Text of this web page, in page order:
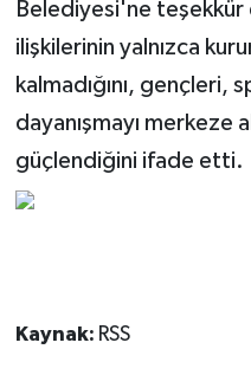
Belediyesi'ne
ilişkilerinin yalnızca
kalmadığını, gençleri,
dayanışmayı merkeze
güçlendiğini ifade etti.
Kaynak: RSS